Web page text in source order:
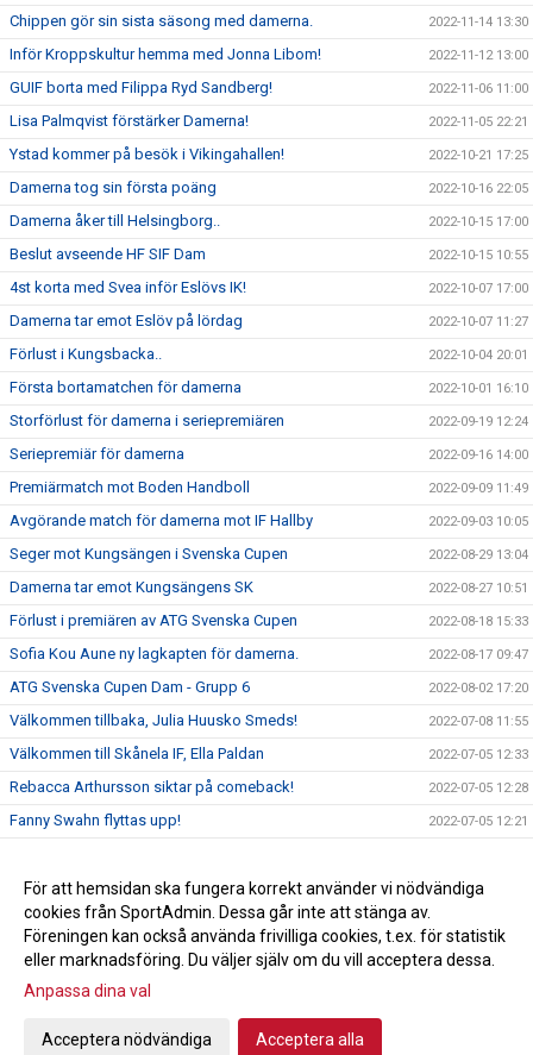
Chippen gör sin sista säsong med damerna. 2022-11-14 13:30
Inför Kroppskultur hemma med Jonna Libom! 2022-11-12 13:00
GUIF borta med Filippa Ryd Sandberg! 2022-11-06 11:00
Lisa Palmqvist förstärker Damerna! 2022-11-05 22:21
Ystad kommer på besök i Vikingahallen! 2022-10-21 17:25
Damerna tog sin första poäng 2022-10-16 22:05
Damerna åker till Helsingborg.. 2022-10-15 17:00
Beslut avseende HF SIF Dam 2022-10-15 10:55
4st korta med Svea inför Eslövs IK! 2022-10-07 17:00
Damerna tar emot Eslöv på lördag 2022-10-07 11:27
Förlust i Kungsbacka.. 2022-10-04 20:01
Första bortamatchen för damerna 2022-10-01 16:10
Storförlust för damerna i seriepremiären 2022-09-19 12:24
Seriepremiär för damerna 2022-09-16 14:00
Premiärmatch mot Boden Handboll 2022-09-09 11:49
Avgörande match för damerna mot IF Hallby 2022-09-03 10:05
Seger mot Kungsängen i Svenska Cupen 2022-08-29 13:04
Damerna tar emot Kungsängens SK 2022-08-27 10:51
Förlust i premiären av ATG Svenska Cupen 2022-08-18 15:33
Sofia Kou Aune ny lagkapten för damerna. 2022-08-17 09:47
ATG Svenska Cupen Dam - Grupp 6 2022-08-02 17:20
Välkommen tillbaka, Julia Huusko Smeds! 2022-07-08 11:55
Välkommen till Skånela IF, Ella Paldan 2022-07-05 12:33
Rebacca Arthursson siktar på comeback! 2022-07-05 12:28
Fanny Swahn flyttas upp! 2022-07-05 12:21
Gruppindelning till ATG Svenska Cupen är klar 2022-05-20 16:37
Damerna kvar i Allsvenskan 2022-05-20 16:17
Gå till Webbversion
För att hemsidan ska fungera korrekt använder vi nödvändiga
cookies från SportAdmin. Dessa går inte att stänga av.
Föreningen kan också använda frivilliga cookies, t.ex. för statistik
eller marknadsföring. Du väljer själv om du vill acceptera dessa.
Anpassa dina val
Acceptera nödvändiga Acceptera alla